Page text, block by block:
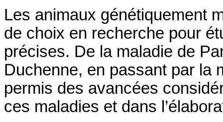
Les animaux génétiquement
de choix en recherche pour
précises. De la maladie de
Duchenne, en passant par la
permis des avancées
ces maladies et dans